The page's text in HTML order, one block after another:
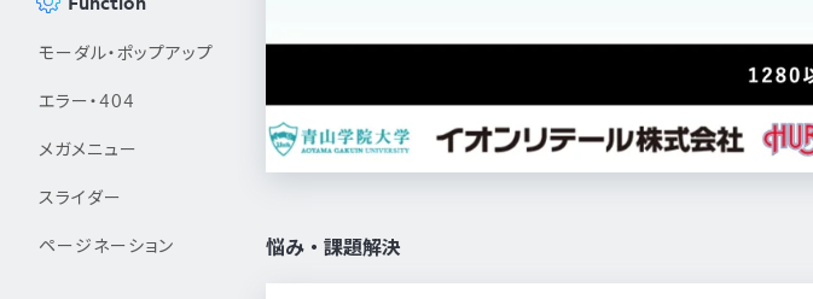
モーダル・ポップアップ
エラー・404
メガメニュー
スライダー
ページネーション
悩み・課題解決